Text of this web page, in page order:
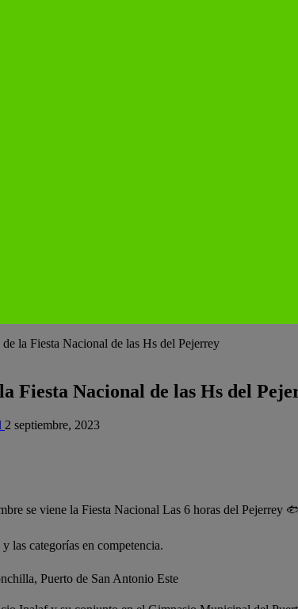
la Fiesta Nacional de las Hs del Pejerrey
Fiesta Nacional de las Hs del
2 septiembre, 2023
se viene la Fiesta Nacional Las 6 horas del Pejerrey
las categorías en competencia.
Puerto de San Antonio Este